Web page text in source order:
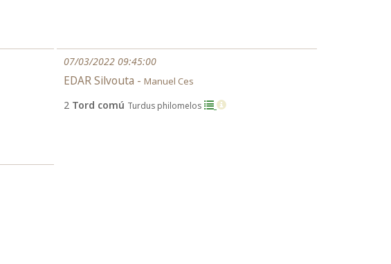
07/03/2022 09:45:00
EDAR Silvouta - Manuel Ces
2 Tord comú Turdus philomelos